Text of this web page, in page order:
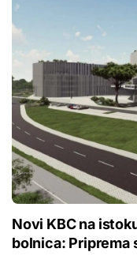
Novi KBC na
bolnica: Priprema